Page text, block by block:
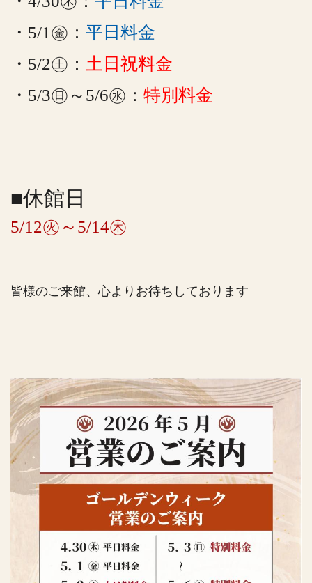
・5/1㊎： 平日料金
・5/2㊏： 土日祝料金
・5/3㊐～5/6㊌： 特別料金
■休館日
5/12㊋～5/14㊍
皆様のご来館、心よりお待ちしております